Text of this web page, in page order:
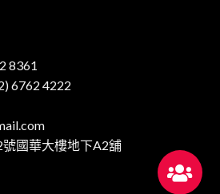
8361
6762 4222
國華大樓地下A2舖